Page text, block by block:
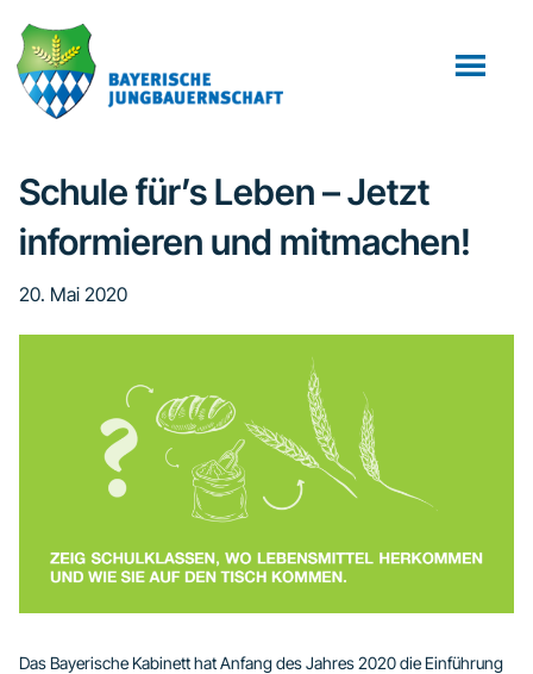
Inhalt
springen
Seitenspalte
springen
Fußzeile
springen
Schule für’s Leben – Jetzt
informieren und mitmachen!
20. Mai 2020
Das Bayerische Kabinett hat Anfang des Jahres 2020 die Einführung